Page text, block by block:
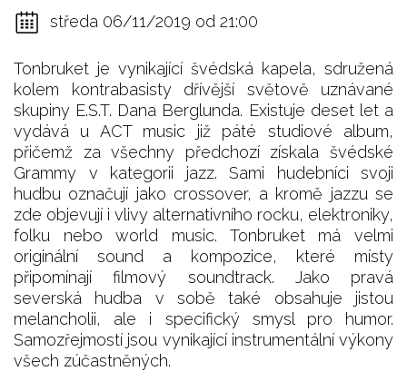
středa 06/11/2019 od 21:00
Tonbruket je vynikající švédská kapela, sdružená
kolem kontrabasisty dřívější světově uznávané
skupiny E.S.T. Dana Berglunda. Existuje deset let a
vydává u ACT music již páté studiové album,
přičemž za všechny předchozí získala švédské
Grammy v kategorii jazz. Sami hudebníci svoji
hudbu označují jako crossover, a kromě jazzu se
zde objevují i vlivy alternativního rocku, elektroniky,
folku nebo world music. Tonbruket má velmi
originální sound a kompozice, které místy
připomínají filmový soundtrack. Jako pravá
severská hudba v sobě také obsahuje jistou
melancholii, ale i specifický smysl pro humor.
Samozřejmostí jsou vynikající instrumentální výkony
všech zúčastněných.